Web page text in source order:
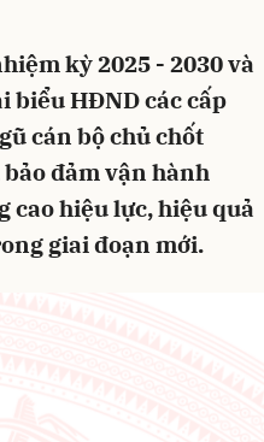
kỳ 2025 - 2030 và
biểu HĐND các cấp
cán bộ chủ chốt
đảm vận hành
cao hiệu lực, hiệu quả
giai đoạn mới.